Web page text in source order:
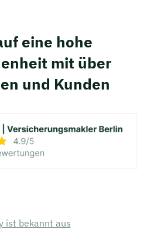
eine hohe
mit über
und Kunden
ist bekannt aus